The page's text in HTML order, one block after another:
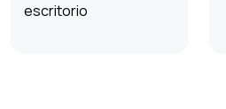
escritorio